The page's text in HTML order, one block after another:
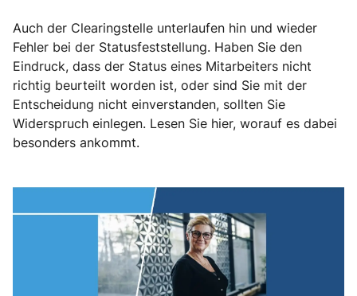
Auch der Clearingstelle unterlaufen hin und wieder
Fehler bei der Statusfeststellung. Haben Sie den
Eindruck, dass der Status eines Mitarbeiters nicht
richtig beurteilt worden ist, oder sind Sie mit der
Entscheidung nicht einverstanden, sollten Sie
Widerspruch einlegen. Lesen Sie hier, worauf es dabei
besonders ankommt.